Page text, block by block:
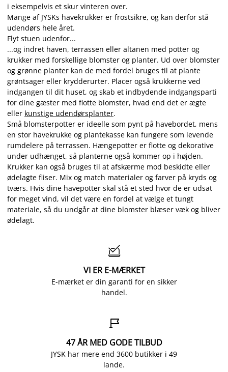
i eksempelvis et skur vinteren over.
Mange af JYSKs havekrukker er frostsikre, og kan derfor stå
udendørs hele året.
Flyt stuen udenfor...
...og indret haven, terrassen eller altanen med potter og
krukker med forskellige blomster og planter. Ud over blomster
og grønne planter kan de med fordel bruges til at plante
grøntsager eller krydderurter. Placer også krukkerne ved
indgangen til dit huset, og skab et indbydende indgangsparti
for dine gæster med flotte blomster, hvad end det er ægte
eller kunstige udendørsplanter.
Små blomsterpotter er ideelle som pynt på havebordet, mens
en stor havekrukke og plantekasse kan fungere som levende
rumdelere på terrassen. Hængepotter er flotte og dekorative
under udhænget, så planterne også kommer op i højden.
Krukker kan også bruges til at afskærme mod beskidte eller
ødelagte fliser. Mix og match materialer og farver på kryds og
tværs. Hvis dine havepotter skal stå et sted hvor de er udsat
for meget vind, vil det være en fordel at vælge et tungt
materiale, så du undgår at dine blomster blæser væk og bliver
ødelagt.

VI ER E-MÆRKET
E-mærket er din garanti for en sikker
handel.

47 ÅR MED GODE TILBUD
JYSK har mere end 3600 butikker i 49
lande.